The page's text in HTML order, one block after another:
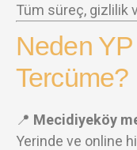
Tüm süreç, gizlilik
Neden
Tercüme?
📍 Mecidiyeköy
Yerinde ve online